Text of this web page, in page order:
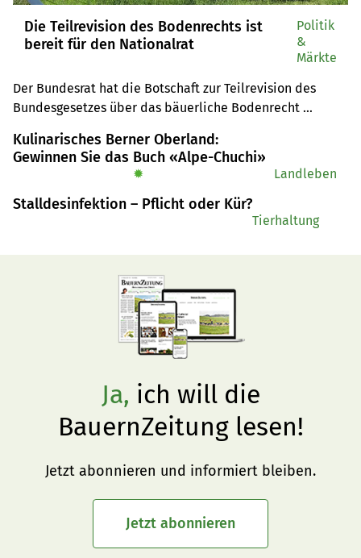
Die Teilrevision des Bodenrechts ist
bereit für den Nationalrat
Der Bundesrat hat die Botschaft zur Teilrevision des
Bundesgesetzes über das bäuerliche Bodenrecht
den Nationalrat vorbereitet. Sie folgt dem Entwurf
weitgehend, schlägt aber Anpassungen beim
Politik
&
Märkte
Kulinarisches Berner Oberland:
Gewinnen Sie das Buch «Alpe-Chuchi»
✹ Landleben
Stalldesinfektion – Pflicht oder Kür?
Tierhaltung
Ja, ich will die
BauernZeitung lesen!
Jetzt abonnieren und informiert bleiben.
Jetzt abonnieren